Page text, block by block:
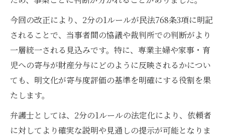
今回の改正により、2分の1ルールが民法768条3項に明記
されることで、当事者間の協議や裁判所での判断がより
一層統一される見込みです。特に、専業主婦や家事・育
児への寄与が財産分与にどのように反映されるかについ
ても、明文化が寄与度評価の基準を明確にする役割を果
たします。
弁護士としては、2分の1ルールの法定化により、依頼者
に対してより確実な説明や見通しの提示が可能となりま